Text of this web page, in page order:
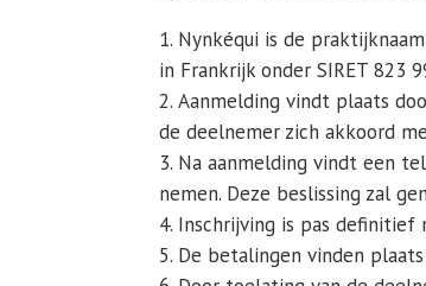
Nynkéqui is de
in Frankrijk onder SIRET 823
Aanmelding vindt plaats
de deelnemer zich akkoord
Na aanmelding vindt een
nemen. Deze beslissing zal
Inschrijving is pas definitief
De betalingen vinden